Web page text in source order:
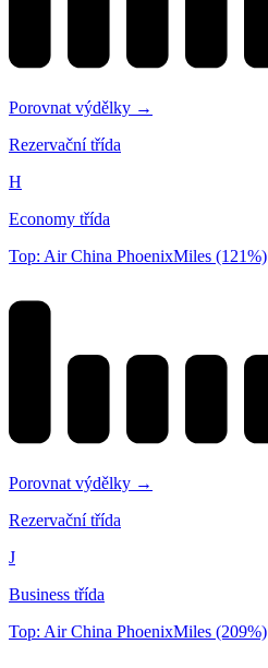
Porovnat výdělky →
Rezervační třída
H
Economy třída
Top: Air China PhoenixMiles (121%)
Porovnat výdělky →
Rezervační třída
J
Business třída
Top: Air China PhoenixMiles (209%)